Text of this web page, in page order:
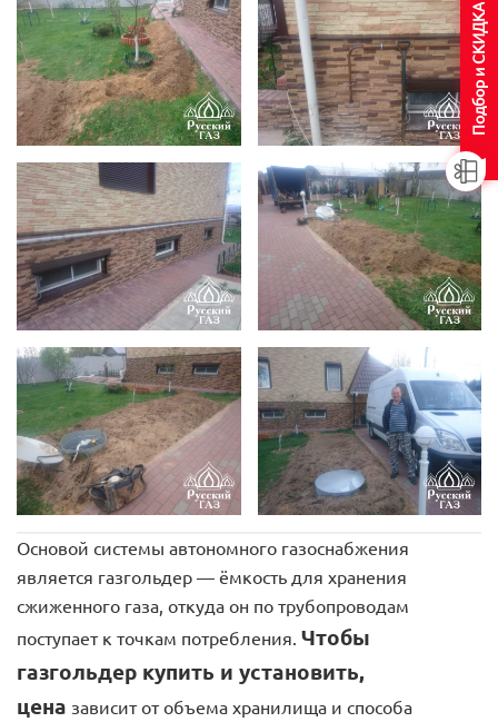
Основой системы автономного газоснабжения
является газгольдер — ёмкость для хранения
сжиженного газа, откуда он по трубопроводам
поступает к точкам потребления. Чтобы
газгольдер купить и установить,
цена зависит от объема хранилища и способа
Подбор и СКИДКА